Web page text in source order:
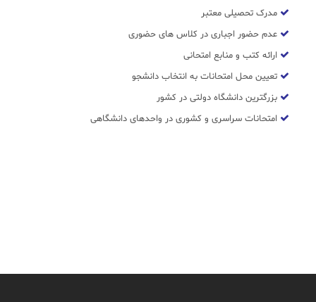
مدرک تحصیلی معتبر
عدم حضور اجباری در کلاس های حضوری
ارائه کتب و منابع امتحانی
تعیین محل امتحانات به انتخاب دانشجو
بزرگترین دانشگاه دولتی در کشور
امتحانات سراسری و کشوری در واحدهای دانشگاهی